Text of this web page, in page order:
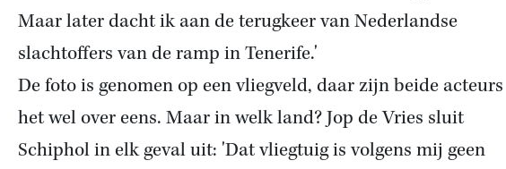
Maar later dacht ik aan de terugkeer van Nederlandse
slachtoffers van de ramp in Tenerife.'
De foto is genomen op een vliegveld, daar zijn beide acteurs
het wel over eens. Maar in welk land? Jop de Vries sluit
Schiphol in elk geval uit: 'Dat vliegtuig is volgens mij geen